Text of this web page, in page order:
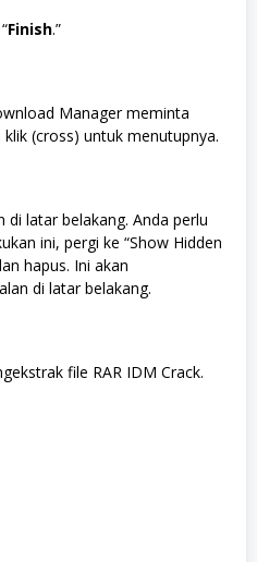
Finish.”
Manager meminta
(cross) untuk menutupnya.
di latar belakang. Anda perlu
ini, pergi ke “Show Hidden
hapus. Ini akan
di latar belakang.
file RAR IDM Crack.